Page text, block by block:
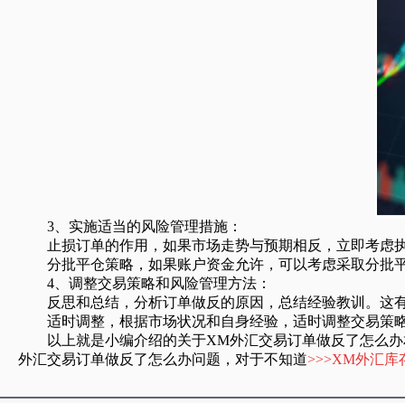
3、实施适当的风险管理措施：
止损订单的作用，如果市场走势与预期相反，立即考虑
分批平仓策略，如果账户资金允许，可以考虑采取分批
4、调整交易策略和风险管理方法：
反思和总结，分析订单做反的原因，总结经验教训。这
适时调整，根据市场状况和自身经验，适时调整交易策
以上就是小编介绍的关于XM外汇交易订单做反了怎么办
外汇交易订单做反了怎么办问题，对于不知道>>>XM外汇库